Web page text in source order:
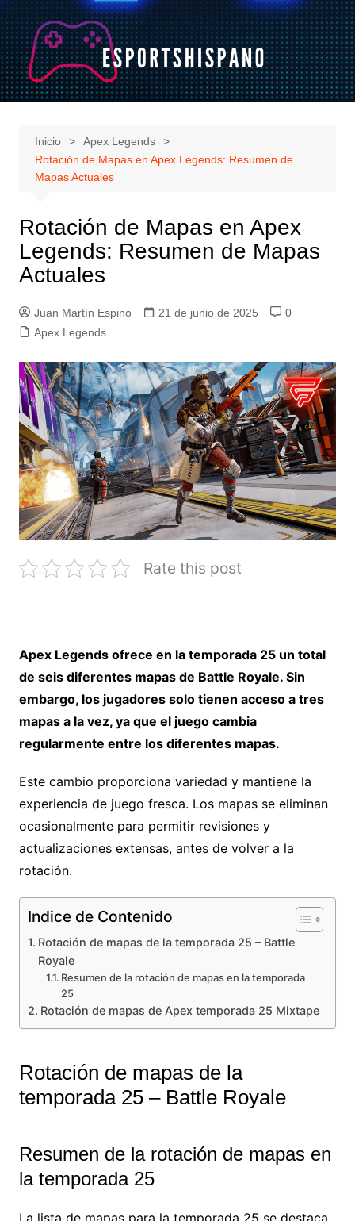
Saltar
al
contenido
Inicio
Apex Legends
Rotación de Mapas en Apex Legends: Resumen de
Mapas Actuales
Rotación de Mapas en Apex
Legends: Resumen de Mapas
Actuales
Juan Martín Espino 21 de junio de 2025
0
Apex Legends
Rate this post
Apex Legends ofrece en la temporada 25 un total
de seis diferentes mapas de Battle Royale. Sin
embargo, los jugadores solo tienen acceso a tres
mapas a la vez, ya que el juego cambia
regularmente entre los diferentes mapas.
Este cambio proporciona variedad y mantiene la
experiencia de juego fresca. Los mapas se eliminan
ocasionalmente para permitir revisiones y
actualizaciones extensas, antes de volver a la
rotación.
Indice de Contenido
Rotación de mapas de la temporada 25 – Battle
Royale
Resumen de la rotación de mapas en la temporada
25
Rotación de mapas de Apex temporada 25 Mixtape
Rotación de mapas de la
temporada 25 – Battle Royale
Resumen de la rotación de mapas en
la temporada 25